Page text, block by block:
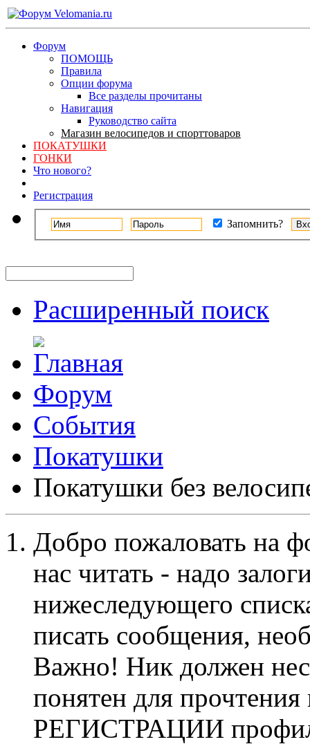
Форум
ПОМОЩЬ
Правила
Опции форума
Все разделы прочитаны
Навигация
Руководство сайта
Магазин велосипедов и спорттоваров
ПОКАТУШКИ
ГОНКИ
Что нового?
Регистрация
Запомнить?
Расширенный поиск
Форум
События
Покатушки
Покатушки без
Добро пожаловать на
нас читать - надо
нижеследующего
писать сообщения,
Важно! Ник должен
понятен для
РЕГИСТРАЦИИ профиль